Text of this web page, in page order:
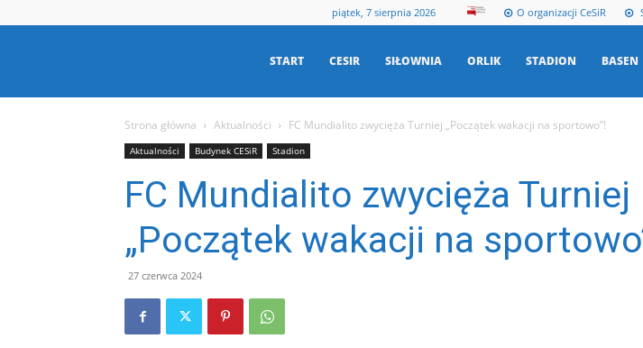
piątek, 7 sierpnia 2026 O organizacji CeSiR
START CESIR SIŁOWNIA ORLIK STADION BASEN
Strona główna Aktualności FC Mundialito zwycięża Turniej „Początek wakacji na sportowo”!
Aktualności Budynek CESiR Stadion
FC Mundialito zwycięża Turniej
„Początek wakacji na
27 czerwca 2024